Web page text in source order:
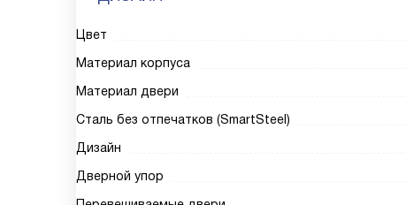
Цвет
Материал корпуса
Материал двери
Сталь без отпечатков (SmartSteel)
Дизайн
Дверной упор